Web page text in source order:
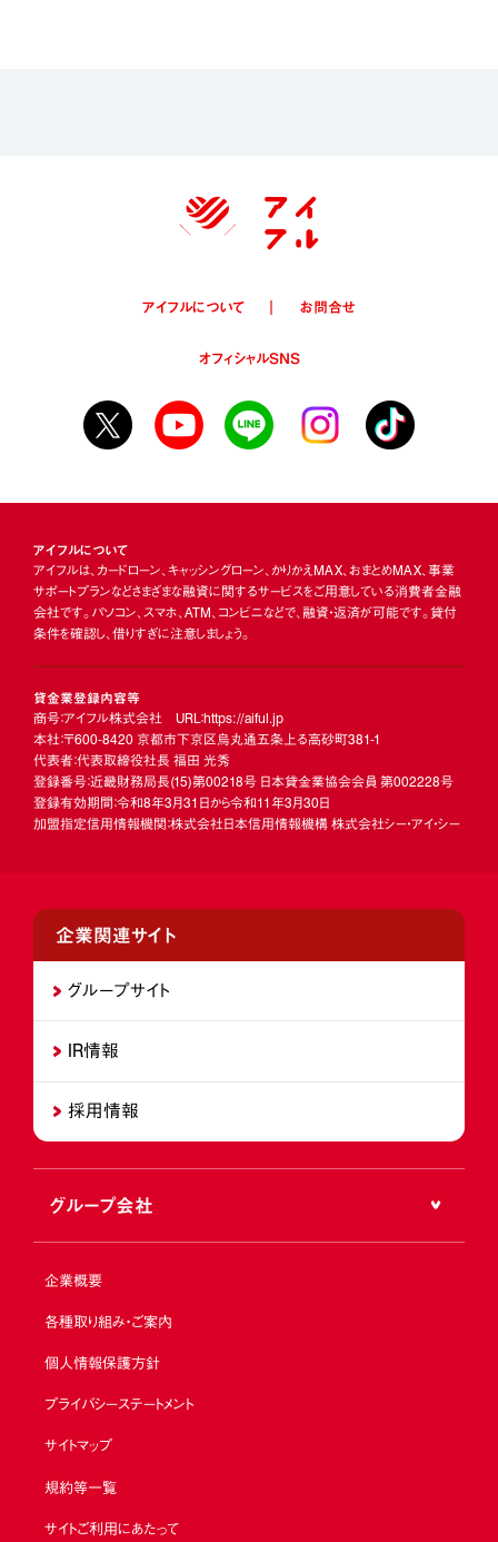
アイフルについて お問合せ
オフィシャルSNS
アイフルについて
アイフルは、カードローン、キャッシングローン、かりかえMAX、おまとめMAX、事業
サポートプランなどさまざまな融資に関するサービスをご用意している消費者金融
会社です。パソコン、スマホ、ATM、コンビニなどで、融資・返済が可能です。貸付
条件を確認し、借りすぎに注意しましょう。
貸金業登録内容等
商号：アイフル株式会社 URL：https://aiful.jp
本社：〒600-8420 京都市下京区烏丸通五条上る高砂町381-1
代表者：代表取締役社長 福田 光秀
登録番号：近畿財務局長(15)第00218号 日本貸金業協会会員 第002228号
登録有効期間：令和8年3月31日から令和11年3月30日
加盟指定信用情報機関：株式会社日本信用情報機構 株式会社シー・アイ・シー
企業関連サイト
グループサイト
IR情報
採用情報
グループ会社
企業概要
各種取り組み・ご案内
個人情報保護方針
プライバシーステートメント
サイトマップ
規約等一覧
サイトご利用にあたって